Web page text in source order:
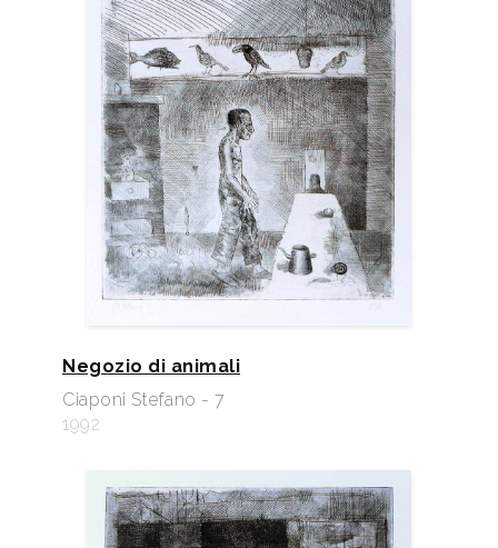
Negozio di animali
Ciaponi Stefano - 7
1992